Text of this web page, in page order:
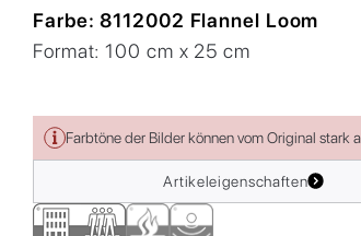
Farbe:8112002 Flannel Loom
Format:100 cm x 25 cm
Farbtöne der Bilder können vom Original stark
Artikeleigenschaften